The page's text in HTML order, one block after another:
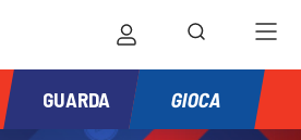
GUARDA GIOCA